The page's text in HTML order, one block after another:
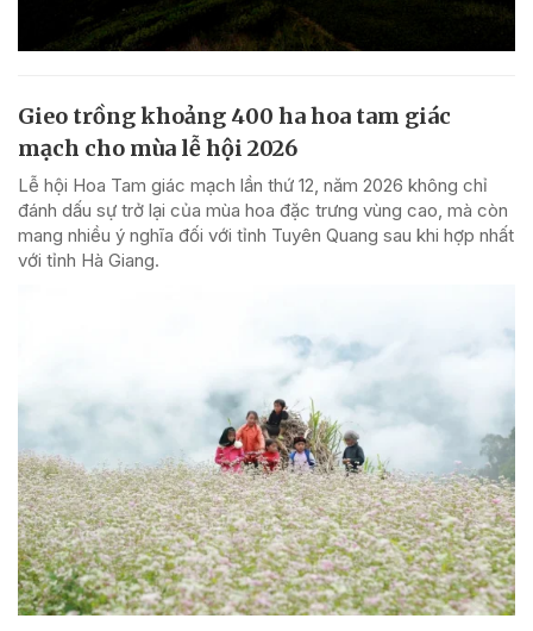
Gieo trồng khoảng 400 ha hoa tam giác
mạch cho mùa lễ hội 2026
Lễ hội Hoa Tam giác mạch lần thứ 12, năm 2026 không chỉ
đánh dấu sự trở lại của mùa hoa đặc trưng vùng cao, mà còn
mang nhiều ý nghĩa đối với tỉnh Tuyên Quang sau khi hợp nhất
với tỉnh Hà Giang.